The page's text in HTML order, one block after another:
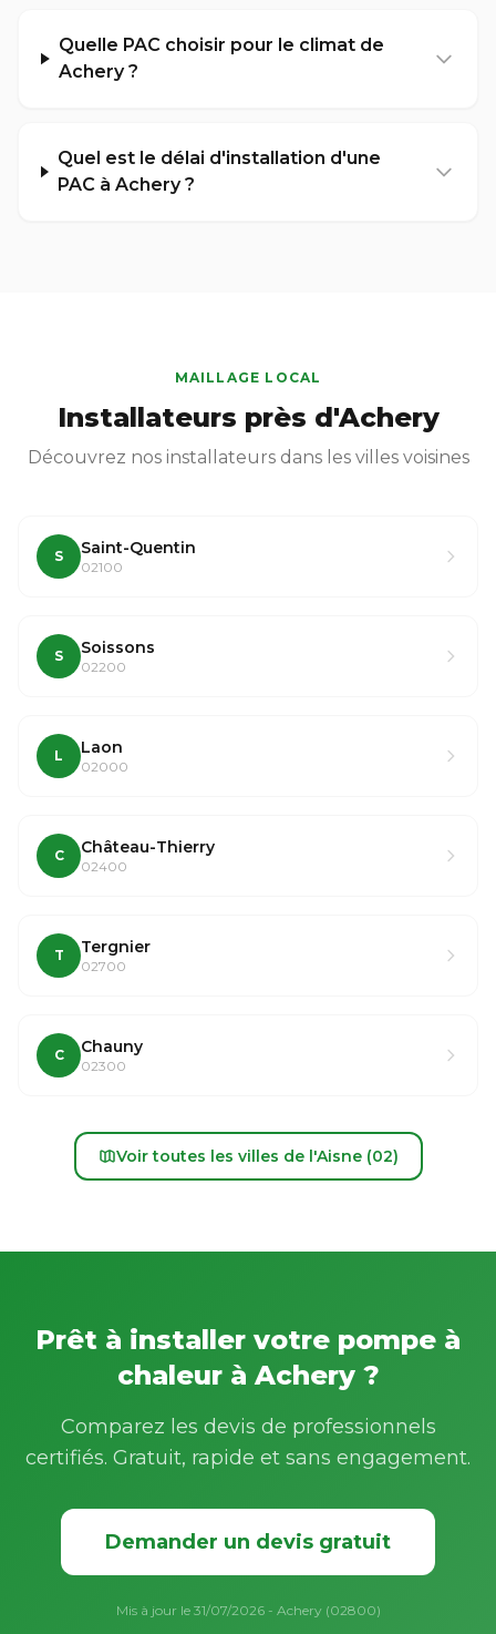
Quelle PAC choisir pour le climat de
Achery ?
Quel est le délai d'installation d'une
PAC à Achery ?
MAILLAGE LOCAL
Installateurs près d'Achery
Découvrez nos installateurs dans les villes voisines
S Saint-Quentin
02100
S Soissons
02200
L Laon
02000
C Château-Thierry
02400
T Tergnier
02700
C Chauny
02300
Voir toutes les villes de l'Aisne (02)
Prêt à installer votre pompe à
chaleur à Achery ?
Comparez les devis de professionnels
certifiés. Gratuit, rapide et sans engagement.
Demander un devis gratuit
Mis à jour le 31/07/2026 - Achery (02800)